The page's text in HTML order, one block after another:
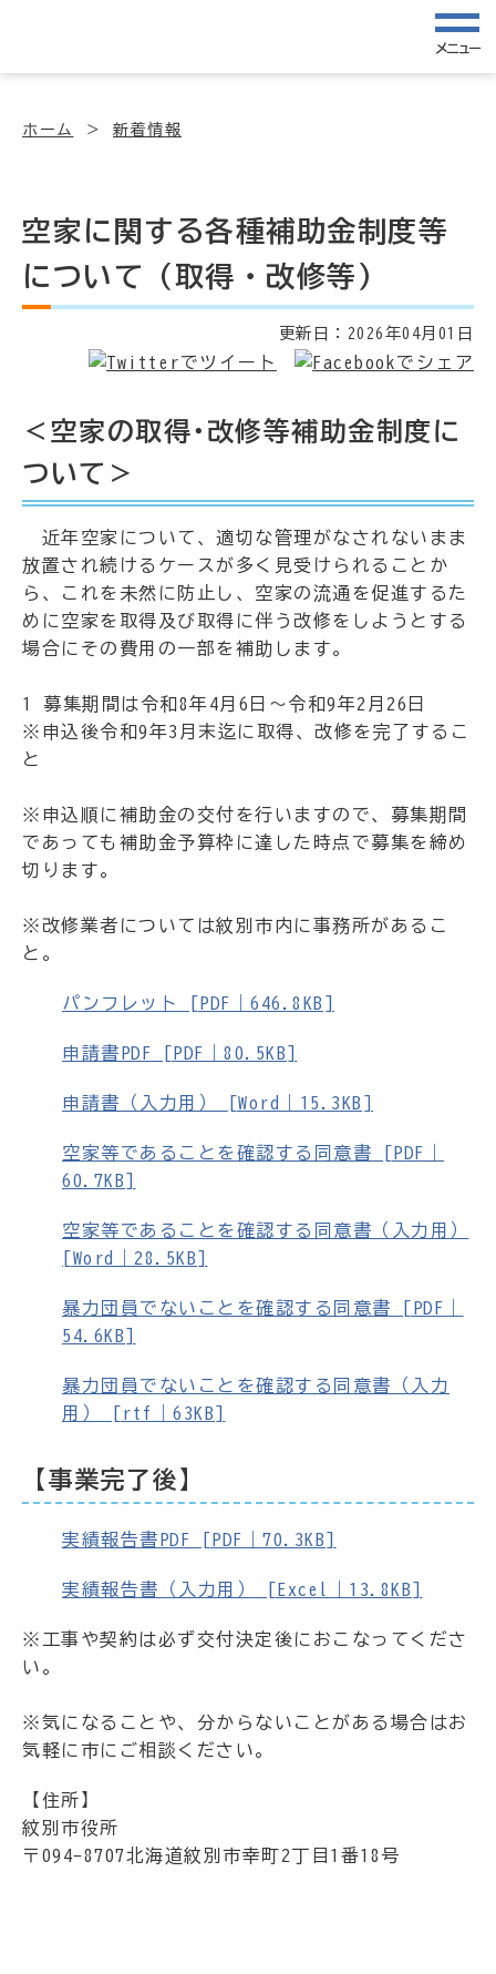
メニュー
ホーム 新着情報
空家に関する各種補助金制度等
について（取得・改修等）
更新日： 2026年04月01日
＜空家の取得･改修等補助金制度に
ついて＞
近年空家について、適切な管理がなされないまま
放置され続けるケースが多く見受けられることか
ら、これを未然に防止し、空家の流通を促進するた
めに空家を取得及び取得に伴う改修をしようとする
場合にその費用の一部を補助します。
1 募集期間は令和8年4月6日～令和9年2月26日
※申込後令和9年3月末迄に取得、改修を完了するこ
と
※申込順に補助金の交付を行いますので、募集期間
であっても補助金予算枠に達した時点で募集を締め
切ります。
※改修業者については紋別市内に事務所があるこ
と。
パンフレット [PDF｜646.8KB]
申請書PDF [PDF｜80.5KB]
申請書（入力用） [Word｜15.3KB]
空家等であることを確認する同意書 [PDF｜
60.7KB]
空家等であることを確認する同意書（入力用）
[Word｜28.5KB]
暴力団員でないことを確認する同意書 [PDF｜
54.6KB]
暴力団員でないことを確認する同意書（入力
用） [rtf｜63KB]
【事業完了後】
実績報告書PDF [PDF｜70.3KB]
実績報告書（入力用） [Excel｜13.8KB]
※工事や契約は必ず交付決定後におこなってくださ
い。
※気になることや、分からないことがある場合はお
気軽に市にご相談ください。
【住所】
紋別市役所
〒094-8707北海道紋別市幸町2丁目1番18号